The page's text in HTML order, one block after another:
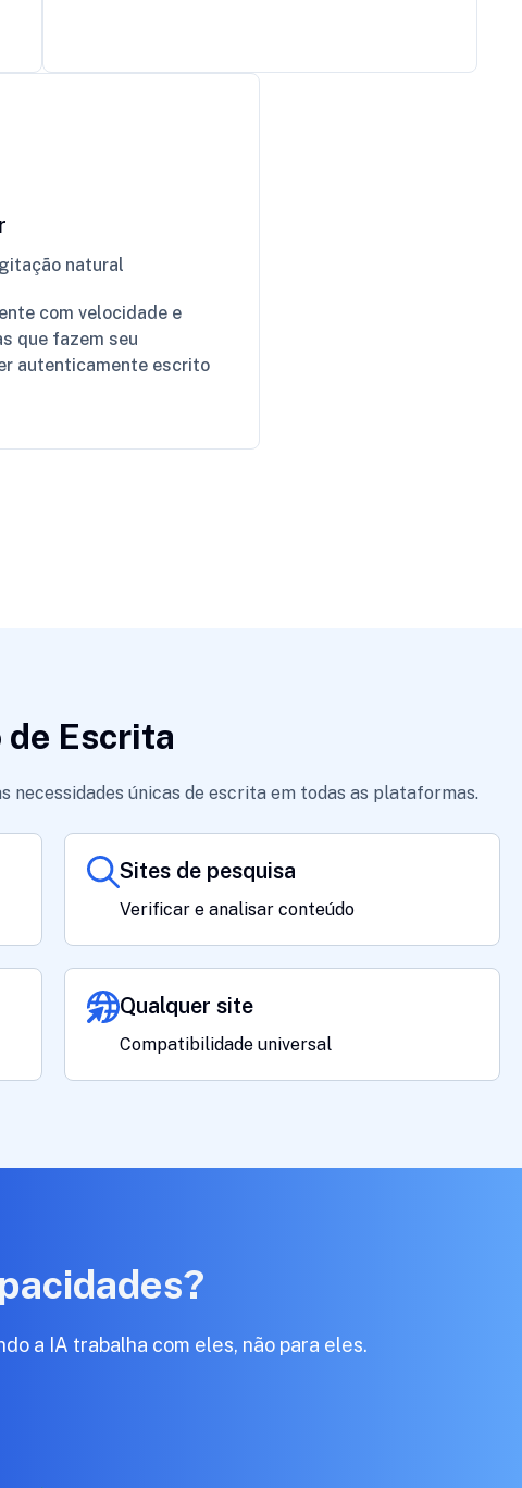
natural
com velocidade e
que fazem seu
autenticamente escrito
Escrita
necessidades únicas de escrita em todas as plataformas.
Sites de pesquisa
Verificar e analisar conteúdo
Qualquer site
Compatibilidade universal
a IA trabalha com eles, não para eles.